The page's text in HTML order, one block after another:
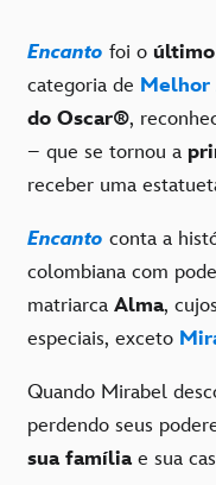
Encanto foi o
categoria de Melhor
do Oscar®,
– que se tornou a
receber uma
Encanto conta a
colombiana com
matriarca Alma,
especiais, exceto
Quando Mirabel
perdendo seus
sua famíliae sua